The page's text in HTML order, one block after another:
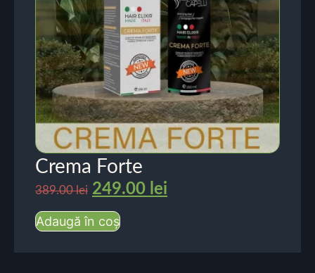
Crema Forte
389.00lei 249.00 lei
Adaugă în coș